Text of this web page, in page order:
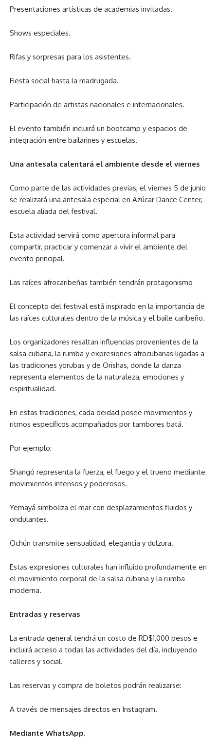
Presentaciones artísticas de academias invitadas.
Shows especiales.
Rifas y sorpresas para los asistentes.
Fiesta social hasta la madrugada.
Participación de artistas nacionales e internacionales.
El evento también incluirá un bootcamp y espacios de
integración entre bailarines y escuelas.
Una antesala calentará el ambiente desde el viernes
Como parte de las actividades previas, el viernes 5 de junio
se realizará una antesala especial en Azúcar Dance Center,
escuela aliada del festival.
Esta actividad servirá como apertura informal para
compartir, practicar y comenzar a vivir el ambiente del
evento principal.
Las raíces afrocaribeñas también tendrán protagonismo
El concepto del festival está inspirado en la importancia de
las raíces culturales dentro de la música y el baile caribeño.
Los organizadores resaltan influencias provenientes de la
salsa cubana, la rumba y expresiones afrocubanas ligadas a
las tradiciones yorubas y de Orishas, donde la danza
representa elementos de la naturaleza, emociones y
espiritualidad.
En estas tradiciones, cada deidad posee movimientos y
ritmos específicos acompañados por tambores batá.
Por ejemplo:
Shangó representa la fuerza, el fuego y el trueno mediante
movimientos intensos y poderosos.
Yemayá simboliza el mar con desplazamientos fluidos y
ondulantes.
Ochún transmite sensualidad, elegancia y dulzura.
Estas expresiones culturales han influido profundamente en
el movimiento corporal de la salsa cubana y la rumba
moderna.
Entradas y reservas
La entrada general tendrá un costo de RD$1,000 pesos e
incluirá acceso a todas las actividades del día, incluyendo
talleres y social.
Las reservas y compra de boletos podrán realizarse:
A través de mensajes directos en Instagram.
Mediante WhatsApp.